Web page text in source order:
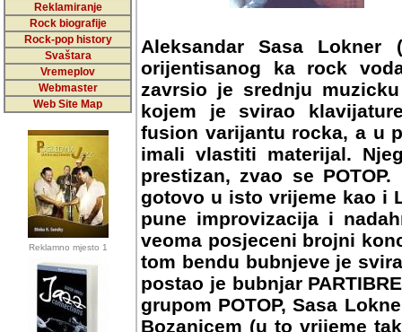
Reklamiranje
Rock biografije
Rock-pop history
Svaštara
Vremeplov
Webmaster
Web Site Map
Reklamno mjesto 1
Aleksandar Sasa Lokner
orijentisanog ka rock
zavrsio je srednju
kojem je svirao klavijature
varijantu rocka, a u
vlastiti materijal. Njegov
zvao se POTOP. Izvodili
vrijeme kao i Leb i Sol,
improvizacija i
posjeceni brojni koncerti
bendu bubnjeve je svirao
postao je bubnjar
grupom POTOP, Sasa
Bozanicem (u to vrijeme